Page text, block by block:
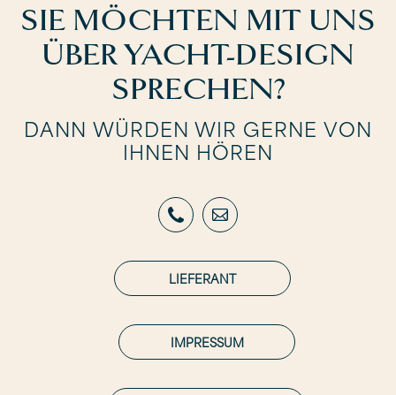
SIE MÖCHTEN MIT UNS
ÜBER YACHT-DESIGN
SPRECHEN?
DANN WÜRDEN WIR GERNE VON
IHNEN HÖREN
LIEFERANT
IMPRESSUM